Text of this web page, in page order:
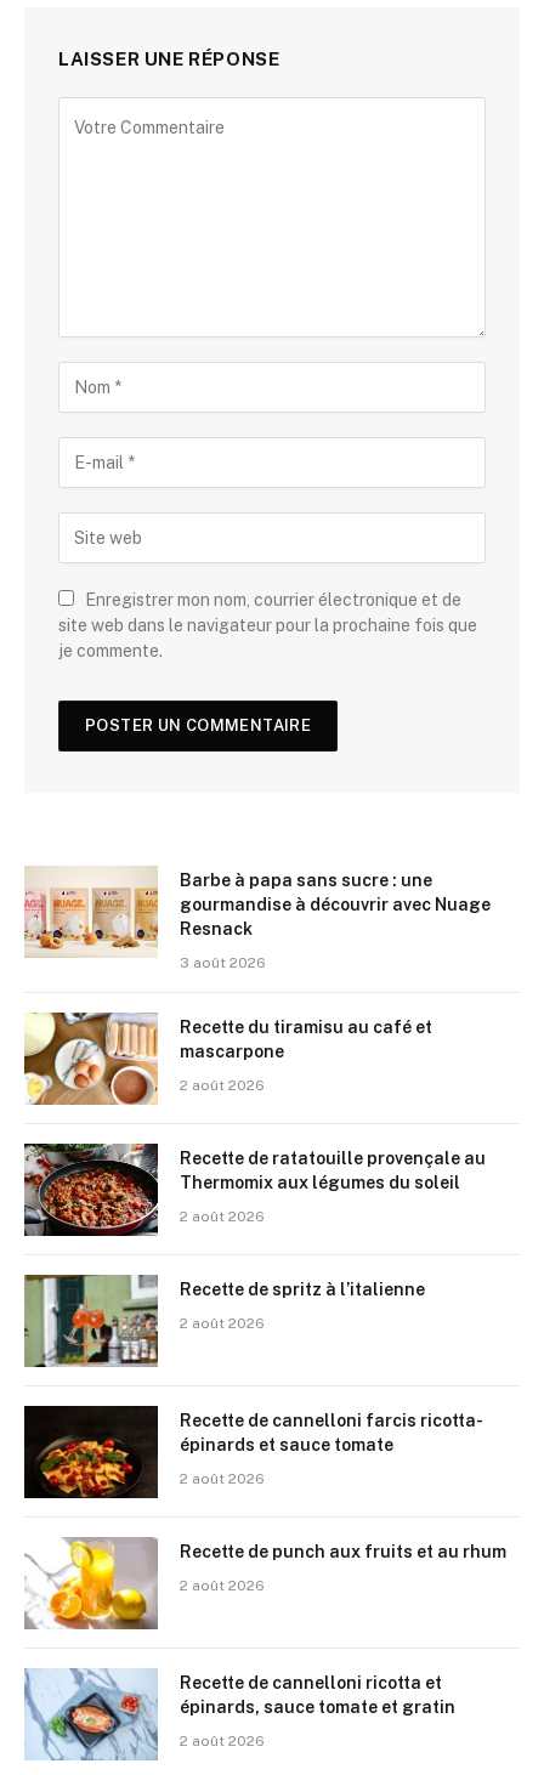
LAISSER UNE RÉPONSE
Enregistrer mon nom, courrier électronique et de
site web dans le navigateur pour la prochaine fois que
je commente.
Barbe à papa sans sucre : une
gourmandise à découvrir avec Nuage
Resnack
3 août 2026
Recette du tiramisu au café et
mascarpone
2 août 2026
Recette de ratatouille provençale au
Thermomix aux légumes du soleil
2 août 2026
Recette de spritz à l’italienne
2 août 2026
Recette de cannelloni farcis ricotta-
épinards et sauce tomate
2 août 2026
Recette de punch aux fruits et au rhum
2 août 2026
Recette de cannelloni ricotta et
épinards, sauce tomate et gratin
2 août 2026